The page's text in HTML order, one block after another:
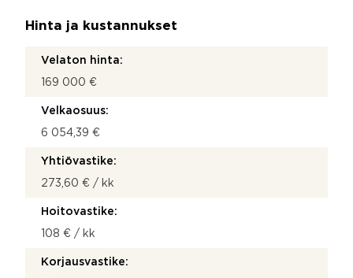
Hinta ja kustannukset
Velaton hinta:
169 000 €
Velkaosuus:
6 054,39 €
Yhtiövastike:
273,60 € / kk
Hoitovastike:
108 € / kk
Korjausvastike: